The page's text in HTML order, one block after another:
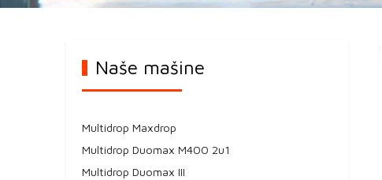
Naše mašine
Multidrop Maxdrop
Multidrop Duomax M400 2u1
Multidrop Duomax III